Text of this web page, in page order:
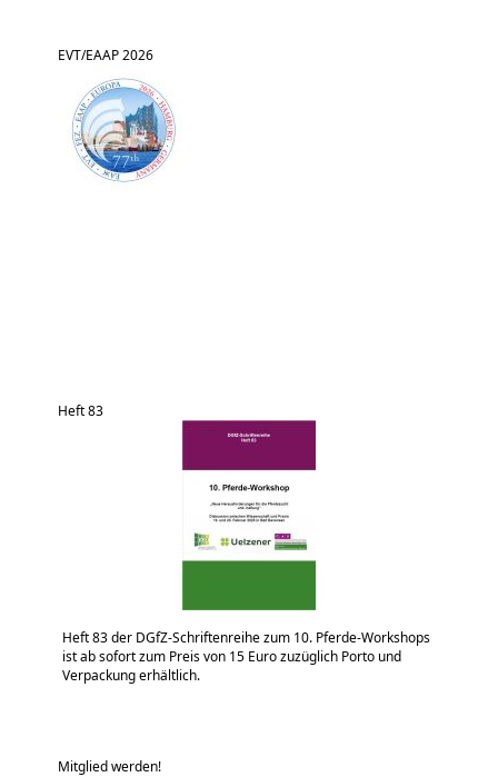
EVT/EAAP 2026
Heft 83
Heft 83 der DGfZ-Schriftenreihe zum 10. Pferde-Workshops
ist ab sofort zum Preis von 15 Euro zuzüglich Porto und
Verpackung erhältlich.
Mitglied werden!